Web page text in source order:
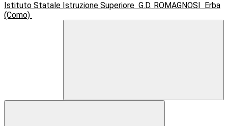
Istituto Statale Istruzione Superiore G.D. ROMAGNOSI
Erba
(Como)